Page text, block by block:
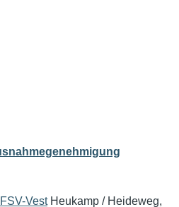
VestHeukamp / Heideweg,